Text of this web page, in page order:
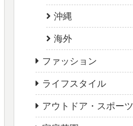
沖縄
海外
ファッション
ライフスタイル
アウトドア・スポーツ